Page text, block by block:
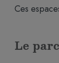
Ces
Le